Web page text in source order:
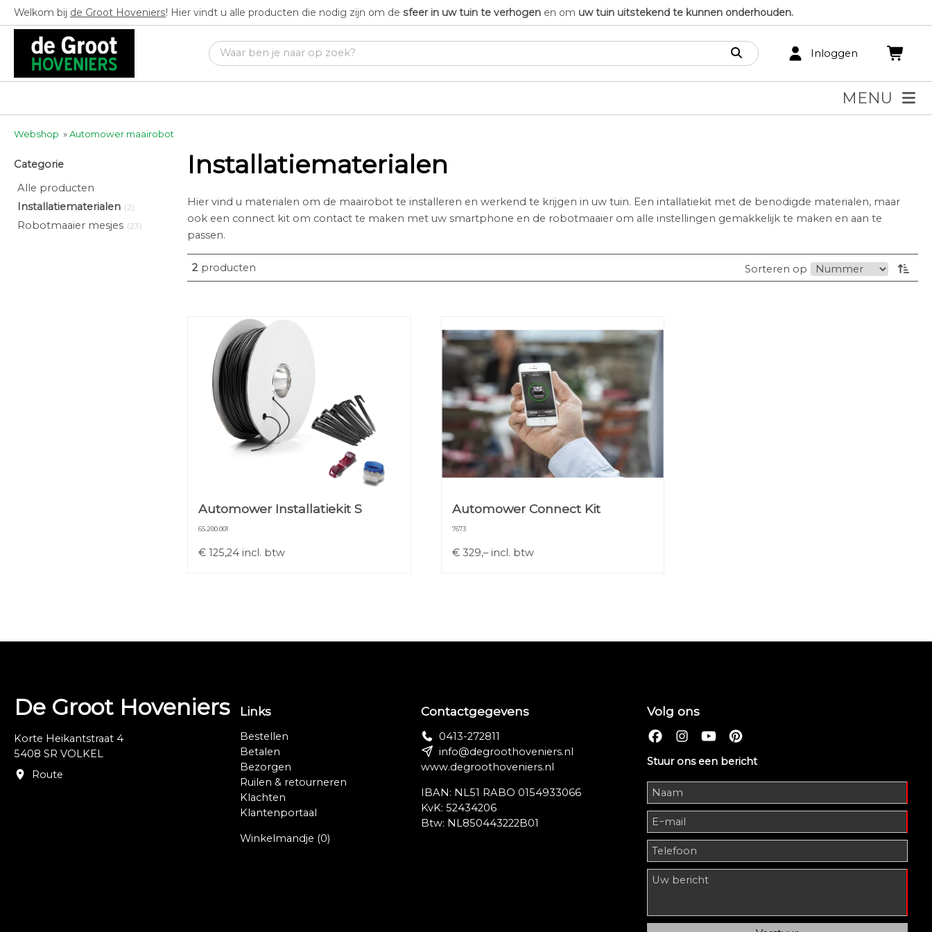
Welkom bij de Groot Hoveniers! Hier vindt u alle producten die nodig zijn om de sfeer in uw tuin te verhogen en om uw tuin uitstekend te kunnen onderhouden.
Inloggen
MENU
Webshop »Automower maairobot
Categorie
Alle producten
Installatiematerialen (2)
Robotmaaier mesjes (23)
Installatiematerialen
Hier vind u materialen om de maairobot te installeren en werkend te krijgen in uw tuin. Een intallatiekit met de benodigde materialen, maar
ook een connect kit om contact te maken met uw smartphone en de robotmaaier om alle instellingen gemakkelijk te maken en aan te
passen.
2 producten Sorteren op
Automower Installatiekit S
65.200.001
€ 125,24 incl. btw
Automower Connect Kit
7673
€ 329,–incl. btw
De Groot Hoveniers
Korte Heikantstraat 4
5408 SR VOLKEL
Route
Links
Bestellen
Betalen
Bezorgen
Ruilen & retourneren
Klachten
Klantenportaal
Winkelmandje (0)
Contactgegevens
0413-272811
info@degroothoveniers.nl
www.degroothoveniers.nl
IBAN: NL51 RABO 0154933066
KvK: 52434206
Btw: NL850443222B01
Volg ons
Stuur ons een bericht